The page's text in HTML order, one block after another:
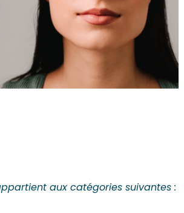
aux catégories suivantes :